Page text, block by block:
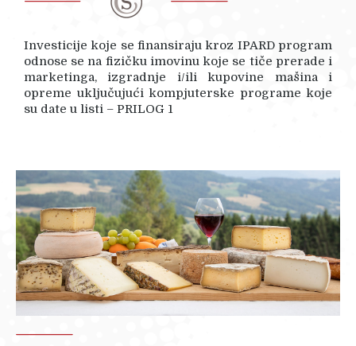
Investicije koje se finansiraju kroz IPARD program
odnose se na fizičku imovinu koje se tiče prerade i
marketinga, izgradnje i/ili kupovine mašina i
opreme uključujući kompjuterske programe koje
su date u listi – PRILOG 1